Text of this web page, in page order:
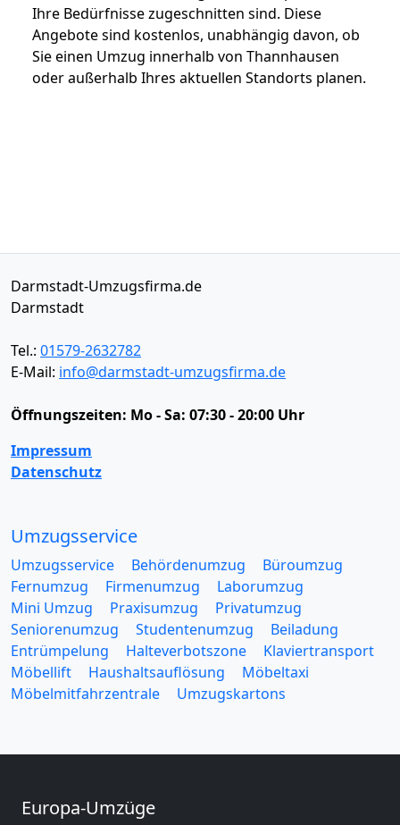
Ihre Bedürfnisse zugeschnitten sind. Diese
Angebote sind kostenlos, unabhängig davon, ob
Sie einen Umzug innerhalb von Thannhausen
oder außerhalb Ihres aktuellen Standorts planen.
Darmstadt-Umzugsfirma.de
Darmstadt
Tel.: 01579-2632782
E-Mail: info@darmstadt-umzugsfirma.de
Öffnungszeiten: Mo - Sa: 07:30 - 20:00 Uhr
Impressum
Datenschutz
Umzugsservice
Umzugsservice Behördenumzug
Büroumzug
Fernumzug
Firmenumzug
Laborumzug
Mini Umzug
Praxisumzug
Privatumzug
Seniorenumzug
Studentenumzug
Beiladung
Entrümpelung
Halteverbotszone
Klaviertransport
Möbellift
Haushaltsauflösung
Möbeltaxi
Möbelmitfahrzentrale
Umzugskartons
Europa-Umzüge